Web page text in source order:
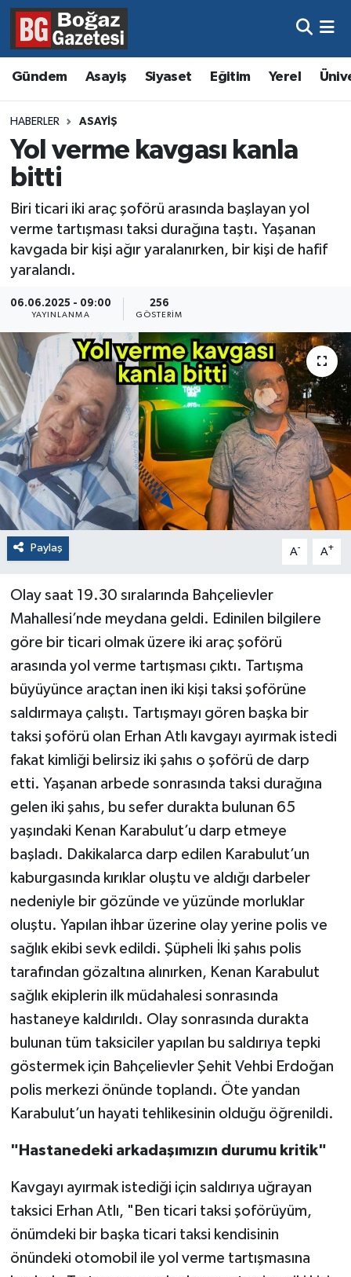
Gündem Asayiş Siyaset Eğitim Yerel
HABERLER ASAYIŞ
Yol verme kavgası kanla
bitti
Biri ticari iki araç şoförü arasında başlayan yol
verme tartışması taksi durağına taştı. Yaşanan
kavgada bir kişi ağır yaralanırken, bir kişi de hafif
yaralandı.
06.06.2025 - 09:00
YAYINLANMA
256
GÖSTERIM
Paylaş A- A+
Olay saat 19.30 sıralarında Bahçelievler
Mahallesi’nde meydana geldi. Edinilen bilgilere
göre bir ticari olmak üzere iki araç şoförü
arasında yol verme tartışması çıktı. Tartışma
büyüyünce araçtan inen iki kişi taksi şoförüne
saldırmaya çalıştı. Tartışmayı gören başka bir
taksi şoförü olan Erhan Atlı kavgayı ayırmak istedi
fakat kimliği belirsiz iki şahıs o şoförü de darp
etti. Yaşanan arbede sonrasında taksi durağına
gelen iki şahıs, bu sefer durakta bulunan 65
yaşındaki Kenan Karabulut’u darp etmeye
başladı. Dakikalarca darp edilen Karabulut’un
kaburgasında kırıklar oluştu ve aldığı darbeler
nedeniyle bir gözünde ve yüzünde morluklar
oluştu. Yapılan ihbar üzerine olay yerine polis ve
sağlık ekibi sevk edildi. Şüpheli İki şahıs polis
tarafından gözaltına alınırken, Kenan Karabulut
sağlık ekiplerin ilk müdahalesi sonrasında
hastaneye kaldırıldı. Olay sonrasında durakta
bulunan tüm taksiciler yapılan bu saldırıya tepki
göstermek için Bahçelievler Şehit Vehbi Erdoğan
polis merkezi önünde toplandı. Öte yandan
Karabulut’un hayati tehlikesinin olduğu öğrenildi.
"Hastanedeki arkadaşımızın durumu kritik"
Kavgayı ayırmak istediği için saldırıya uğrayan
taksici Erhan Atlı, "Ben ticari taksi şoförüyüm,
önümdeki bir başka ticari taksi kendisinin
önündeki otomobil ile yol verme tartışmasına
Asayiş
Eğitim
Ekonomi
Gündem
Kültür ve Sanat
Resmi İlanlar
Sağlık
Hava Durumu
Trafik Durumu
Süper Lig Puan Durumu ve Fikstür
Tüm Manşetler
Son Dakika Haberleri
Haber Arşivi